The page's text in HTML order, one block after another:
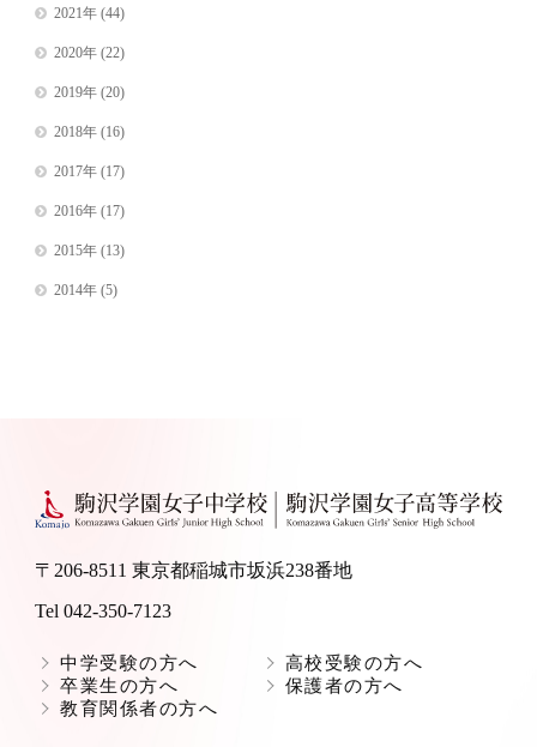
2021年(44)
2020年(22)
2019年(20)
2018年(16)
2017年(17)
2016年(17)
2015年(13)
2014年(5)
〒206-8511 東京都稲城市坂浜238番地
Tel 042-350-7123
中学受験の方へ
高校受験の方へ
卒業生の方へ
保護者の方へ
教育関係者の方へ